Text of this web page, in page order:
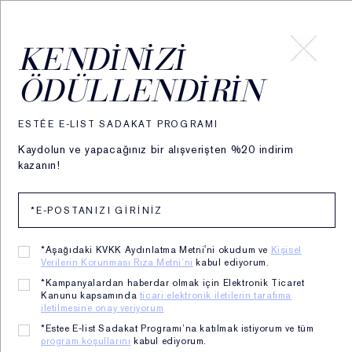
ULTIMATE DIAMOND
KENDINIZI
ÖDÜLLENDIRIN
ESTÉE E-LIST SADAKAT PROGRAMI
Kaydolun ve yapacağınız bir alışverişten %20 indirim
kazanın!
*Aşağıdaki KVKK Aydınlatma Metni'ni okudum ve Kişisel
Verilerin Korunması Rıza Metni’ni kabul ediyorum.
*Kampanyalardan haberdar olmak için Elektronik Ticaret
Kanunu kapsamında ticari elektronik iletilerin tarafıma
iletilmesine onay veriyorum
*Estee E-list Sadakat Programı’na katılmak istiyorum ve tüm
program koşullarını kabul ediyorum.